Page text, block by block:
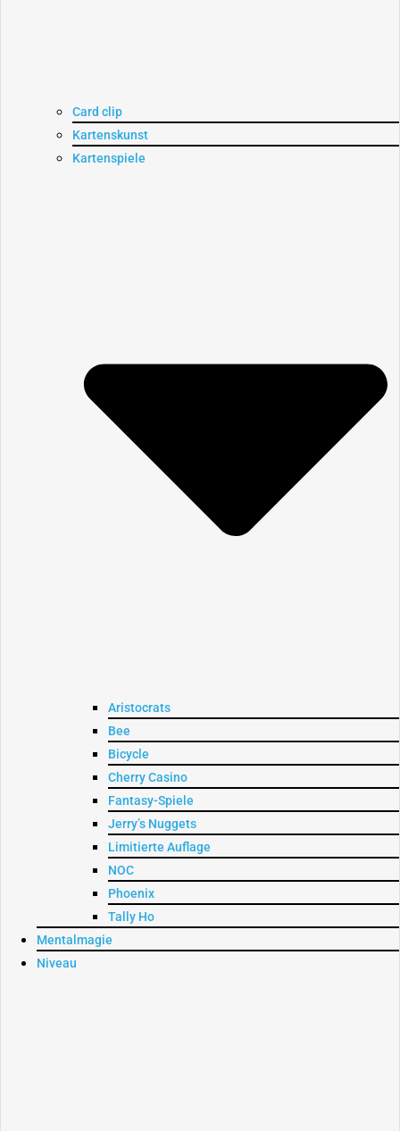
Card clip
Kartenskunst
Kartenspiele
Aristocrats
Bee
Bicycle
Cherry Casino
Fantasy-Spiele
Jerry’s Nuggets
Limitierte Auflage
NOC
Phoenix
Tally Ho
Mentalmagie
Niveau